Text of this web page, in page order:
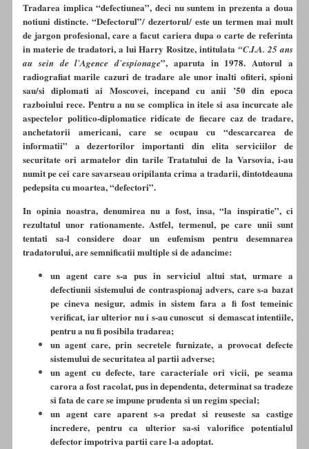
Tradarea implica “defectiunea”, deci nu suntem in prezenta a doua
notiuni distincte. “Defectorul”/ dezertorul/ este un termen mai mult
de jargon profesional, care a facut cariera dupa o carte de referinta
in materie de tradatori, a lui Harry Rositze, intitulata“C.I.A. 25 ans
au sein de l`Agence d`espionage”, aparuta in 1978. Autorul a
radiografiat marile cazuri de tradare ale unor inalti ofiteri, spioni
sau/si diplomati ai Moscovei, incepand cu anii ’50 din epoca
razboiului rece. Pentru a nu se complica in itele si asa incurcate ale
aspectelor politico-diplomatice ridicate de fiecare caz de tradare,
anchetatorii americani, care se ocupau cu “descarcarea de
informatii” a dezertorilor importanti din elita serviciilor de
securitate ori armatelor din tarile Tratatului de la Varsovia, i-au
numit pe cei care savarseau oripilanta crima a tradarii, dintotdeauna
pedepsita cu moartea, “defectori”.
In opinia noastra, denumirea nu a fost, insa, “la inspiratie”, ci
rezultatul unor rationamente. Astfel, termenul, pe care unii sunt
tentati sa-l considere doar un eufemism pentru desemnarea
tradatorului, are semnificatii multiple si de adancime:
un agent care s-a pus in serviciul altui stat, urmare a
defectiunii sistemului de contraspionaj advers, care s-a bazat
pe cineva nesigur, admis in sistem fara a fi fost temeinic
verificat, iar ulterior nu i s-au cunoscut si demascat intentiile,
pentru a nu fi posibila tradarea;
un agent care, prin secretele furnizate, a provocat defecte
sistemului de securitatea al partii adverse;
un agent cu defecte, tare caracteriale ori vicii, pe seama
carora a fost racolat, pus in dependenta, determinat sa tradeze
si fata de care se impune prudenta si un regim special;
un agent care aparent s-a predat si reuseste sa castige
incredere, pentru ca ulterior sa-si valorifice potentialul
defector impotriva partii care l-a adoptat.